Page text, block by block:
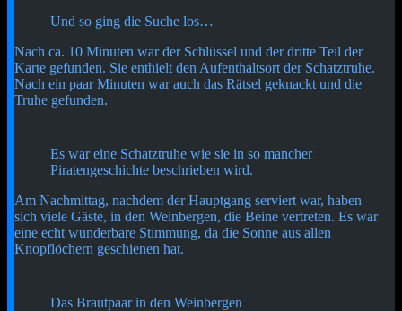
Und so ging die Suche los…
Nach ca. 10 Minuten war der Schlüssel und der dritte Teil der
Karte gefunden. Sie enthielt den Aufenthaltsort der Schatztruhe.
Nach ein paar Minuten war auch das Rätsel geknackt und die
Truhe gefunden.
Es war eine Schatztruhe wie sie in so mancher
Piratengeschichte beschrieben wird.
Am Nachmittag, nachdem der Hauptgang serviert war, haben
sich viele Gäste, in den Weinbergen, die Beine vertreten. Es war
eine echt wunderbare Stimmung, da die Sonne aus allen
Knopflöchern geschienen hat.
Das Brautpaar in den Weinbergen